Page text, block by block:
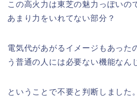
この高火力は東芝の魅力っぽいの
あまり力をいれてない部分？
電気代があがるイメージもあった
う普通の人には必要ない機能なん
ということで不要と判断しました。